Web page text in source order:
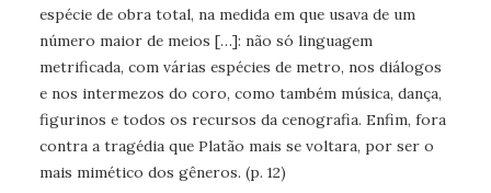
espécie de obra total, na medida em que usava de um
número maior de meios […]: não só linguagem
metrificada, com várias espécies de metro, nos diálogos
e nos intermezos do coro, como também música, dança,
figurinos e todos os recursos da cenografia. Enfim, fora
contra a tragédia que Platão mais se voltara, por ser o
mais mimético dos gêneros. (p. 12)